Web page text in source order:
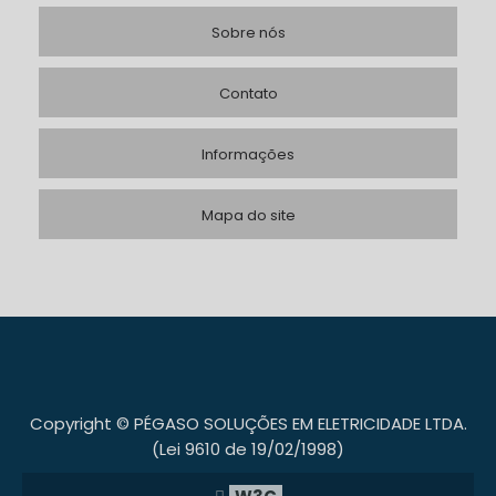
é um componente crucial para
grupos geradores de energia. Ao considerar
Sobre nós
Contato
Informações
Mapa do site
Copyright © PÉGASO SOLUÇÕES EM ELETRICIDADE LTDA.
(Lei 9610 de 19/02/1998)